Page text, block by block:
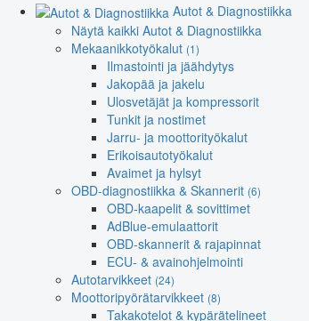
Autot & Diagnostiikka
Näytä kaikki Autot & Diagnostiikka
Mekaanikkotyökalut (1)
Ilmastointi ja jäähdytys
Jakopää ja jakelu
Ulosvetäjät ja kompressorit
Tunkit ja nostimet
Jarru- ja moottorityökalut
Erikoisautotyökalut
Avaimet ja hylsyt
OBD-diagnostiikka & Skannerit (6)
OBD-kaapelit & sovittimet
AdBlue-emulaattorit
OBD-skannerit & rajapinnat
ECU- & avainohjelmointi
Autotarvikkeet (24)
Moottoripyörätarvikkeet (8)
Takakotelot & kypärätelineet